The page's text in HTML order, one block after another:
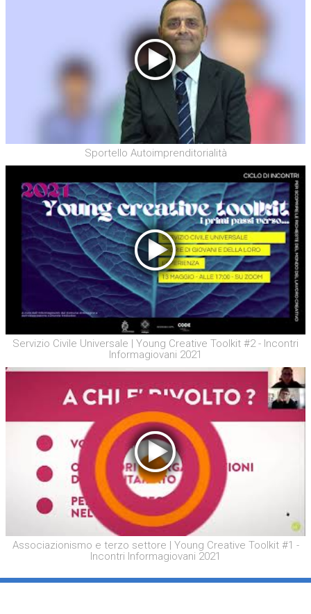
Sportello Autoimprenditorialità
Servizio Civile Universale | Young Creative Toolkit #2 - Incontri
Informagiovani 2021
Associazionismo e terzo settore | Young Creative Toolkit #1 -
Incontri Informagiovani 2021